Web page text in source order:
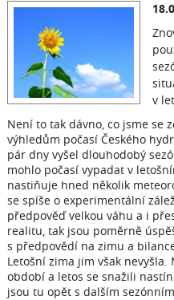
v
Není to tak dávno, co jsme se
výhledům počasí Českého
pár dny vyšel dlouhodobý
mohlo počasí vypadat v
nastiňuje hned několik
se spíše o experimentální
předpověď velkou váhu a i
realitu, tak jsou poměrně
s předpovědí na zimu a
Letošní zima jim však
období a letos se snažili
jsou tu opět s dalším